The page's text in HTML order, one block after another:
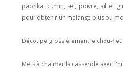
paprika, cumin, sel, poivre, ail et
pour obtenir un mélange plus ou
Découpe grossièrement le chou-
Mets à chauffer la casserole avec